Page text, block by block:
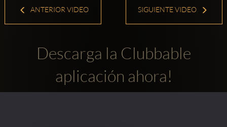
ANTERIOR VIDEO SIGUIENTE VIDEO
Descarga la Clubbable
aplicación ahora!